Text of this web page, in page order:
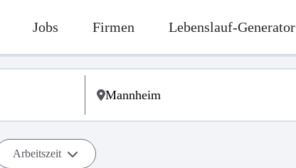
Jobs Firmen Lebenslauf-Generator
Arbeitszeit